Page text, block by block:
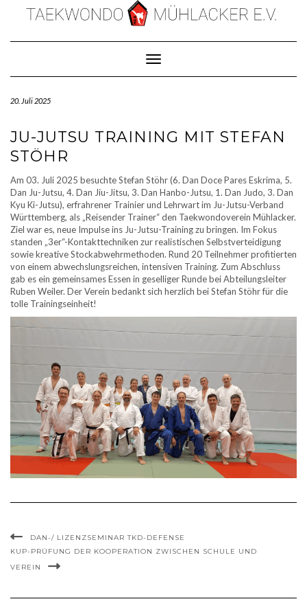
Toggle Navigation
20. Juli 2025
JU-JUTSU TRAINING MIT STEFAN
STÖHR
Am 03. Juli 2025 besuchte Stefan Stöhr (6. Dan Doce Pares Eskrima, 5.
Dan Ju-Jutsu, 4. Dan Jiu-Jitsu, 3. Dan Hanbo-Jutsu, 1. Dan Judo, 3. Dan
Kyu Ki-Jutsu), erfrahrener Trainier und Lehrwart im Ju-Jutsu-Verband
Württemberg, als „Reisender Trainer“ den Taekwondoverein Mühlacker.
Ziel war es, neue Impulse ins Ju-Jutsu-Training zu bringen. Im Fokus
standen „3er“-Kontakttechniken zur realistischen Selbstverteidigung
sowie kreative Stockabwehrmethoden. Rund 20 Teilnehmer profitierten
von einem abwechslungsreichen, intensiven Training. Zum Abschluss
gab es ein gemeinsames Essen in geselliger Runde bei Abteilungsleiter
Ruben Weiler. Der Verein bedankt sich herzlich bei Stefan Stöhr für die
tolle Trainingseinheit!
DAN-/ LIZENZSEMINAR TKD-DEFENSE
KUP-PRÜFUNG DER KOOPERATION ZWISCHEN SCHULE UND
VEREIN